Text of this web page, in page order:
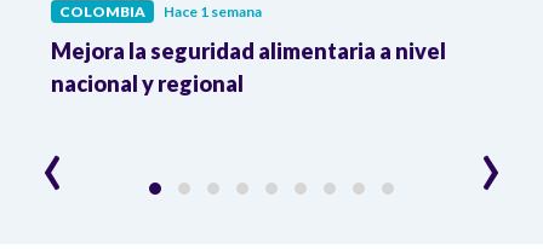
COLOMBIA Hace 1 semana
Mejora la seguridad alimentaria a nivel
nacional y regional
‹ ›